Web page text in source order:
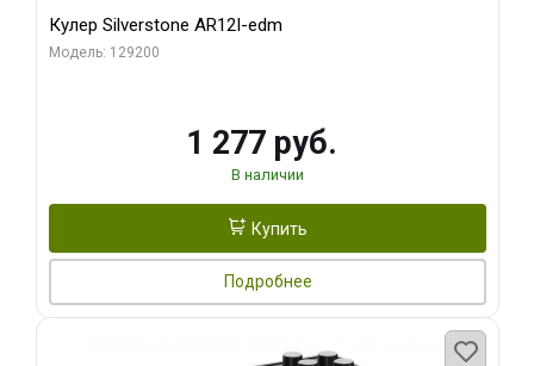
Кулер Silverstone AR12I-edm
Модель: 129200
1 277 руб.
В наличии
Купить
Подробнее